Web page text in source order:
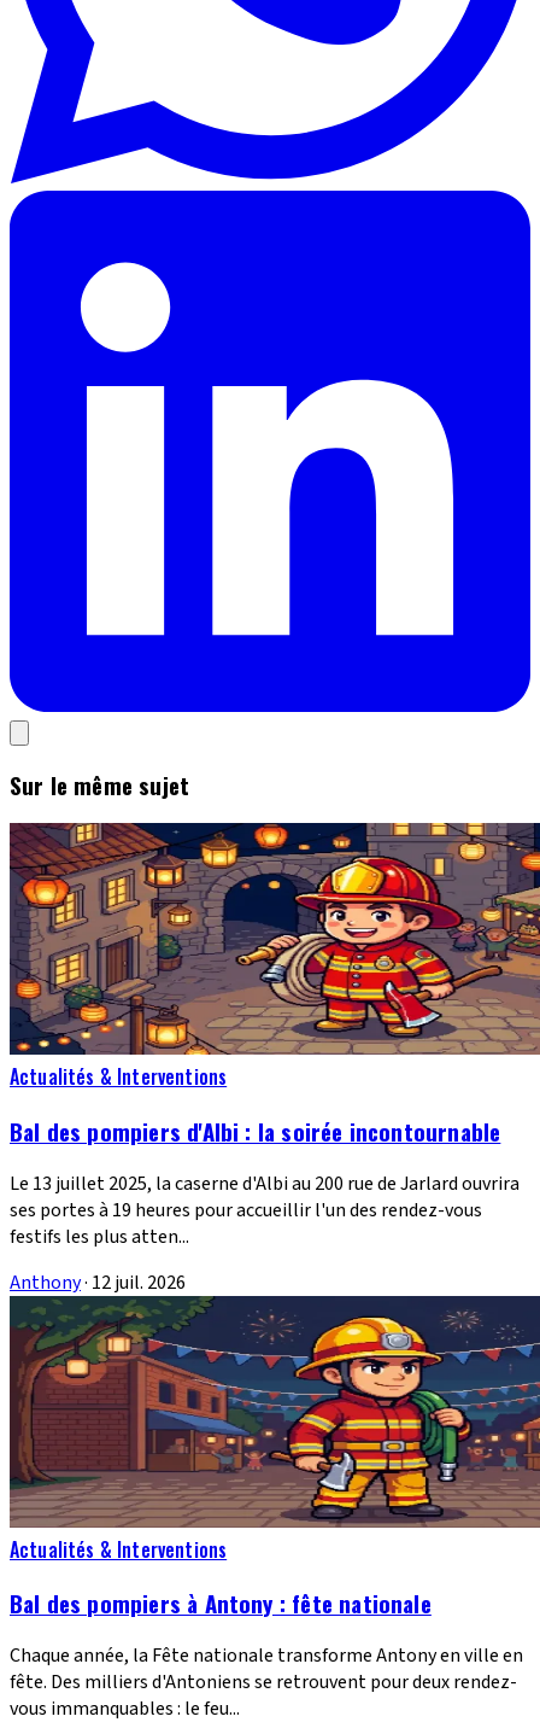
Sur le même sujet
Actualités & Interventions
Bal des pompiers d'Albi : la soirée incontournable
Le 13 juillet 2025, la caserne d'Albi au 200 rue de Jarlard ouvrira
ses portes à 19 heures pour accueillir l'un des rendez-vous
festifs les plus atten...
Anthony· 12 juil. 2026
Actualités & Interventions
Bal des pompiers à Antony : fête nationale
Chaque année, la Fête nationale transforme Antony en ville en
fête. Des milliers d'Antoniens se retrouvent pour deux rendez-
vous immanquables : le feu...